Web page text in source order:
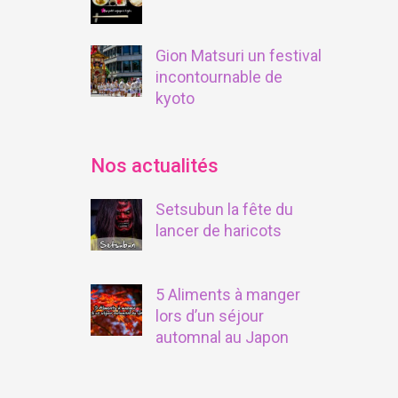
Gion Matsuri un festival
incontournable de
kyoto
Nos actualités
Setsubun la fête du
lancer de haricots
5 Aliments à manger
lors d’un séjour
automnal au Japon